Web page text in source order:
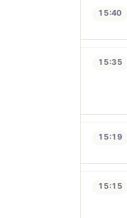
15:40
15:35
15:19
15:15